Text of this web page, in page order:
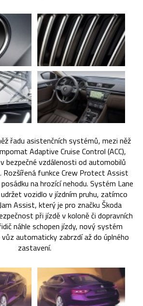
řadu asistenčních systémů, mezi něž
Adaptive Cruise Control (ACC),
bezpečné vzdálenosti od automobilů
Rozšířená funkce Crew Protect Assist
na hrozící nehodu. Systém Lane
vozidlo v jízdním pruhu, zatímco
Assist, který je pro značku Škoda
při jízdě v koloně či dopravních
náhle schopen jízdy, nový systém
automaticky zabrzdí až do úplného
zastavení.